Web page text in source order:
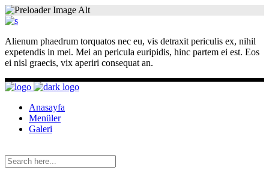
Alienum phaedrum torquatos nec eu, vis detraxit periculis ex, nihil
expetendis in mei. Mei an pericula euripidis, hinc partem ei est. Eos
ei nisl graecis, vix aperiri consequat an.
Anasayfa
Menüler
Galeri